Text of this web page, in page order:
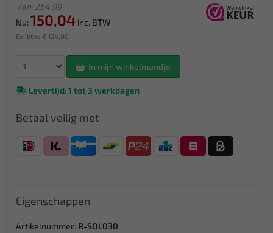
Van: 264,99
Nu: 150,04 inc. BTW
Ex. btw: € 124,00
In mijn winkelmandje
Levertijd: 1 tot 3 werkdagen
Betaal veilig met
Eigenschappen
Artikelnummer: R-SOL030